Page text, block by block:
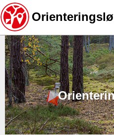
Gå
til
hovedindhold